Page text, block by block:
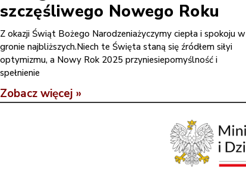
szczęśliwego Nowego Roku
Z okazji Świąt Bożego Narodzeniażyczymy ciepła i spokoju w
gronie najbliższych.Niech te Święta staną się źródłem siłyi
optymizmu, a Nowy Rok 2025 przyniesiepomyślność i
spełnienie
Zobacz więcej »